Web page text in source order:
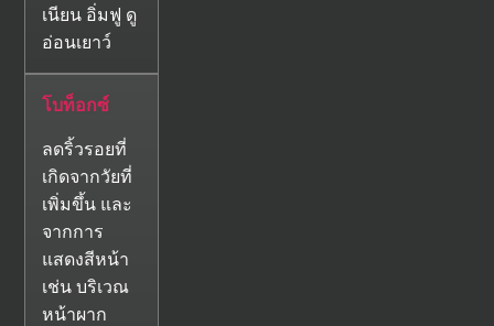
เนียน อิ่มฟู ดู
อ่อนเยาว์
โบท็อกซ์
ลดริ้วรอยที่
เกิดจากวัยที่
เพิ่มขึ้น และ
จากการ
แสดงสีหน้า
เช่น บริเวณ
หน้าผาก